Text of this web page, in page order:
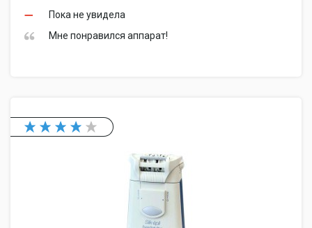
Пока не увидела
Мне понравился аппарат!